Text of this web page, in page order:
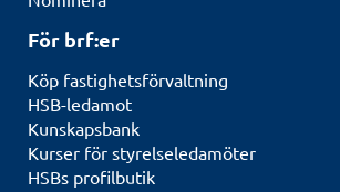
För brf:er
Köp fastighetsförvaltning
HSB-ledamot
Kunskapsbank
Kurser för styrelseledamöter
HSBs profilbutik